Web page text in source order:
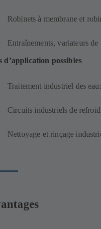
Robinets à membrane et
Entraînements, variateurs
d’application possibles
Traitement industriel des
Circuits industriels de
Nettoyage et rinçage